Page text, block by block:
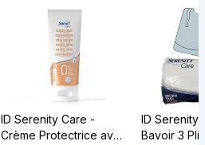
ID Serenity Care -
Crème Protectrice avec
ID Serenity
Bavoir 3